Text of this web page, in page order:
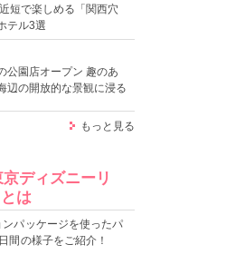
短で楽しめる「関西穴
テル3選
公園店オープン 趣のあ
辺の開放的な景観に浸る
もっと見る
ディズニーリ
は
ンパッケージを使ったパ
間の様子をご紹介！